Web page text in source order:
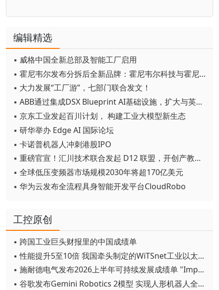
编辑精选
▪ 威格中国全新总部及智能工厂启用
▪ 霍尼韦尔发布分拆后全新品牌：霍尼韦尔科技与霍尼韦尔航空航天
▪ 大力发展“工厂游”，七部门联合发文！
▪ ABB通过集成DSX Blueprint AI基础设施，扩大与英伟达的合作
▪ 京东工业发起百川计划， 构建工业大模型新生态
▪ 研华举办 Edge AI 国际论坛
▪ 卡诺普机器人冲刺港股IPO
▪ 重磅官宣！汇川技术联合发起 D12 联盟，开创产教融合新范式
▪ 全球低压变频器市场规模2030年将超170亿美元
▪ 华为云发布全流程具身智能开发平台CloudRobo
工控原创
▪ 跨国工业巨头财报里的中国成绩单
▪ 性能提升5至10倍 我国牵头制定的WiTSnet工业以太网国际标准正式发布
▪ 施耐德电气发布2026上半年可持续发展成绩单 "Impact 2030"路线图开局稳健
▪ 谷歌发布Gemini Robotics 2模型 实现人形机器人全身智能控制突破